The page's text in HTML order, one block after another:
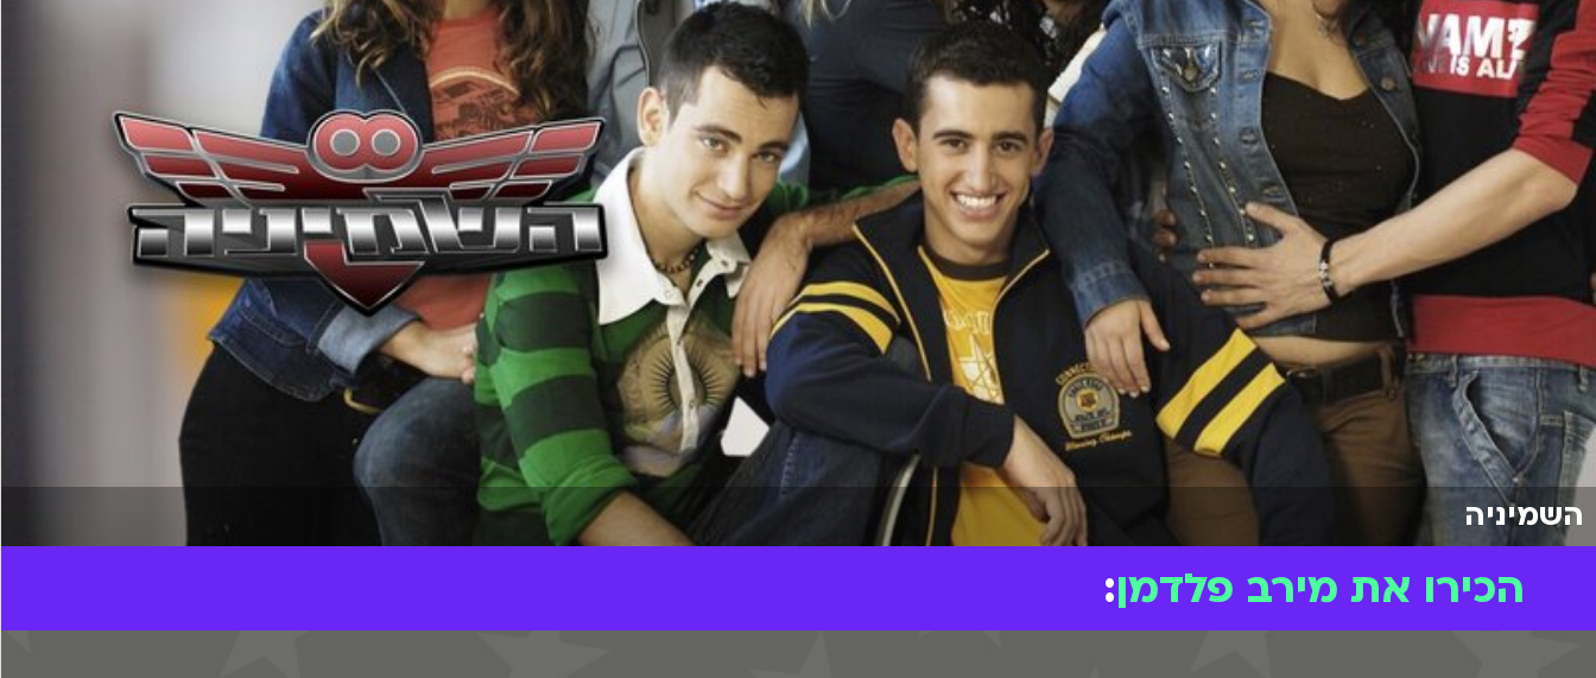
השמיניה
הכירו את מירב פלדמן: